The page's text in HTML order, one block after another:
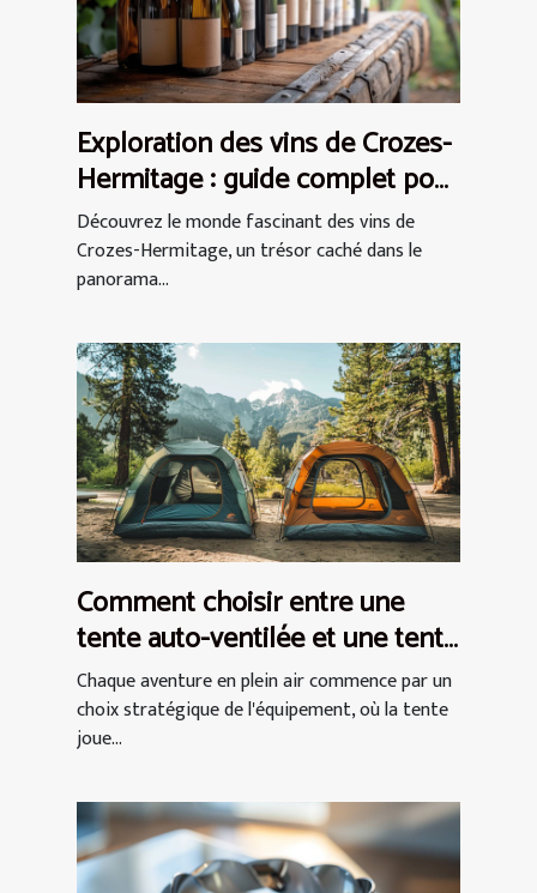
Exploration des vins de Crozes-
Hermitage : guide complet pour
débutants
Découvrez le monde fascinant des vins de
Crozes-Hermitage, un trésor caché dans le
panorama...
Comment choisir entre une
tente auto-ventilée et une tente
à air captif
Chaque aventure en plein air commence par un
choix stratégique de l'équipement, où la tente
joue...